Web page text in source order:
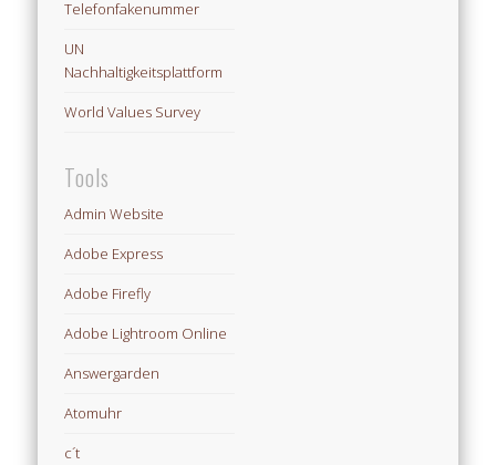
Telefonfakenummer
UN
Nachhaltigkeitsplattform
World Values Survey
Tools
Admin Website
Adobe Express
Adobe Firefly
Adobe Lightroom Online
Answergarden
Atomuhr
c´t